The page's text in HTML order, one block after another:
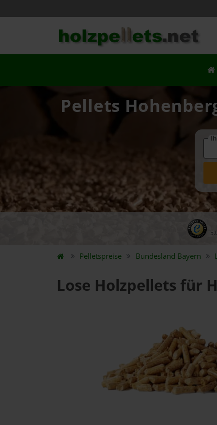
Pellets
Pelletspreise Bundesland Bayern
Lose Holzpellets für